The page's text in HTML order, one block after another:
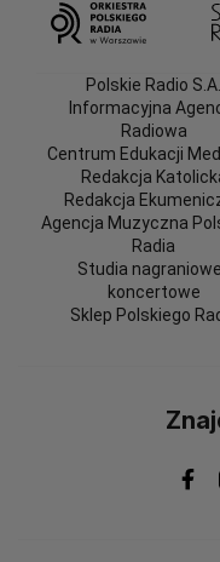
Polskie Radio S.A.
Informacyjna
Radiowa
Centrum Edukacji
Redakcja
Redakcja
Agencja Muzyczna
Radia
Studia
koncertowe
Sklep Polskiego